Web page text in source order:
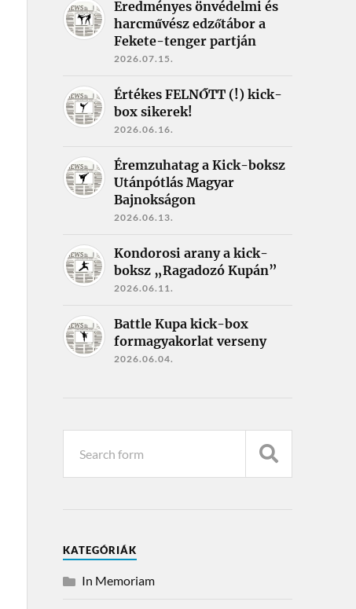
Eredményes önvédelmi és
harcművész edzőtábor a
Fekete-tenger partján
2026.07.15.
Értékes FELNŐTT (!) kick-
box sikerek!
2026.06.16.
Éremzuhatag a Kick-boksz
Utánpótlás Magyar
Bajnokságon
2026.06.13.
Kondorosi arany a kick-
boksz „Ragadozó Kupán”
2026.06.11.
Battle Kupa kick-box
formagyakorlat verseny
2026.06.04.
KATEGÓRIÁK
In Memoriam